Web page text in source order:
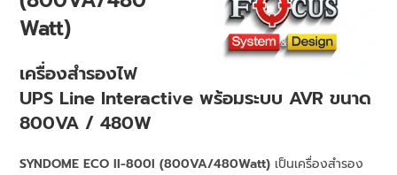
Watt)
เครื่องสำรองไฟ
UPS Line Interactive พร้อมระบบ AVR ขนาด
800VA / 480W
SYNDOME ECO II-800I (800VA/480Watt) เป็นเครื่องสำรอง